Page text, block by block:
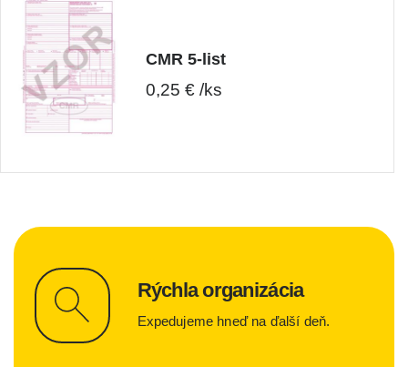
CMR 5-list
0,25 € /ks
Rýchla organizácia
Expedujeme hneď na ďalší deň.